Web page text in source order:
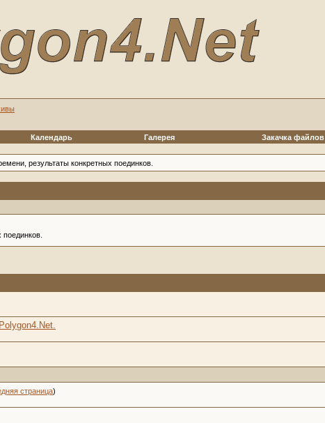
Календарь Галерея Закачка файлов
результаты конкретных поединков.
страница)